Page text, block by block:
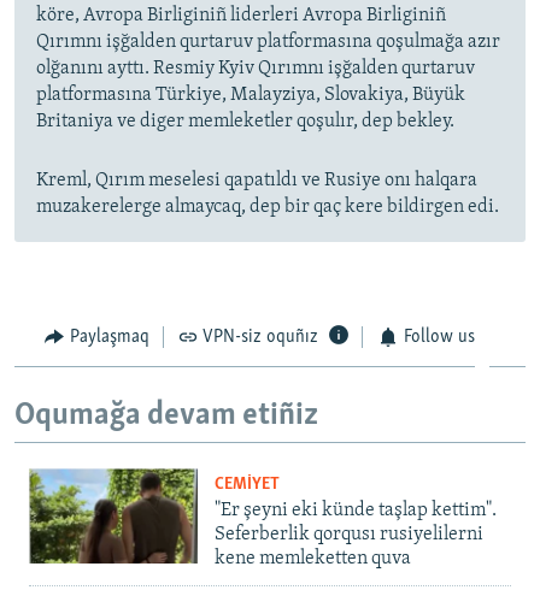
köre, Avropa Birliginiñ liderleri Avropa Birliginiñ
Qırımnı işğalden qurtaruv platformasına qoşulmağa azır
olğanını ayttı. Resmiy Kyiv Qırımnı işğalden qurtaruv
platformasına Türkiye, Malayziya, Slovakiya, Büyük
Britaniya ve diger memleketler qoşulır, dep bekley.
Kreml, Qırım meselesi qapatıldı ve Rusiye onı halqara
muzakerelerge almaycaq, dep bir qaç kere bildirgen edi.
Paylaşmaq VPN-siz oquñız Follow us
Oqumağa devam etiñiz
CEMİYET
"Er şeyni eki künde taşlap kettim".
Seferberlik qorqusı rusiyelilerni
kene memleketten quva